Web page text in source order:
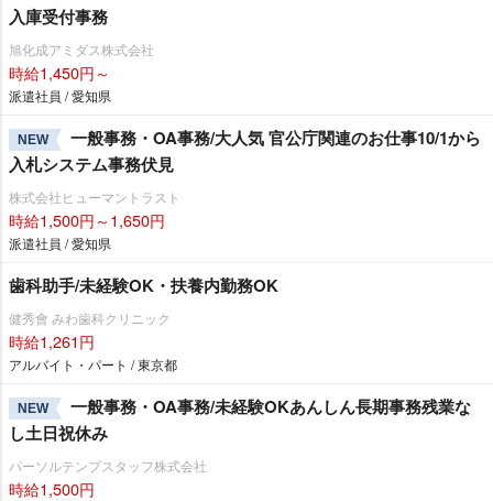
入庫受付事務
旭化成アミダス株式会社
時給1,450円～
派遣社員 / 愛知県
NEW
一般事務・OA事務/大人気 官公庁関連のお仕事10/1から
入札システム事務伏見
株式会社ヒューマントラスト
時給1,500円～1,650円
派遣社員 / 愛知県
歯科助手/未経験OK・扶養内勤務OK
健秀會 みわ歯科クリニック
時給1,261円
アルバイト・パート / 東京都
NEW
一般事務・OA事務/未経験OKあんしん長期事務残業な
し土日祝休み
パーソルテンプスタッフ株式会社
時給1,500円